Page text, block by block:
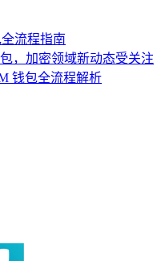
流程指南
，加密领域新动态受关注
钱包全流程解析